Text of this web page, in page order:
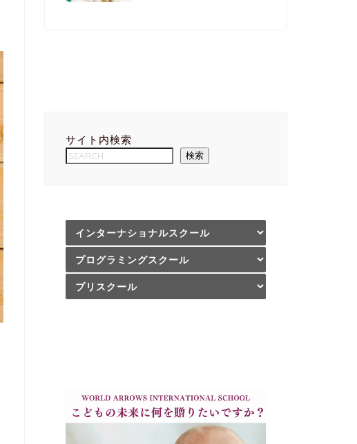
サイト内検索
検索